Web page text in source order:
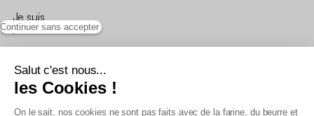
Continuer sans accepter
Salut c'est nous...
les Cookies !
On le sait, nos cookies ne sont pas faits avec de la farine, du beurre et
Je suis
professionnel